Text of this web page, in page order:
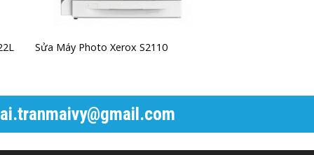
Sửa Máy Photo Xerox S2110